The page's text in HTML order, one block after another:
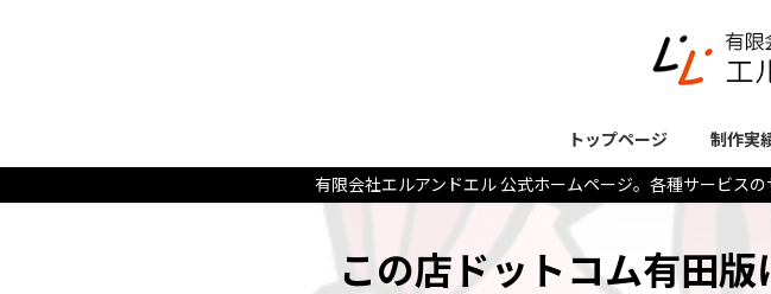
トップページ 制作実
有限会社エルアンドエル 公式ホームページ。各種サービス
この店ドットコム有田